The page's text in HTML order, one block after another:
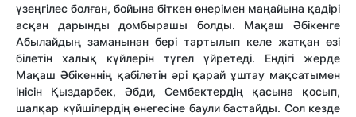
үзеңгілес болған, бойына біткен өнерімен маңайына қадірі
асқан дарынды домбырашы болды. Мақаш Әбікенге
Абылайдың заманынан бері тартылып келе жатқан өзі
білетін халық күйлерін түгел үйретеді. Ендігі жерде
Мақаш Әбікеннің қабілетін әрі қарай ұштау мақсатымен
інісін Қыздарбек, Әбди, Сембектердің қасына қосып,
шалқар күйшілердің өнегесіне баули бастайды. Сол кезде